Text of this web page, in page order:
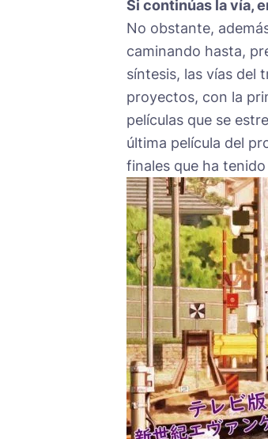
Si continúas la vía,
No obstante,
caminando hasta,
síntesis, las vías del
proyectos, con la
películas que se
última película del
finales que ha